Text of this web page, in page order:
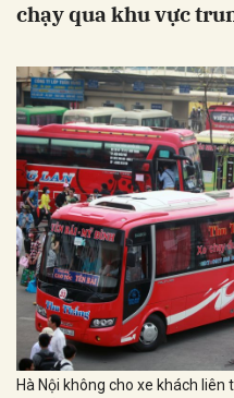
chạy qua khu vực
Hà Nội không cho xe khách